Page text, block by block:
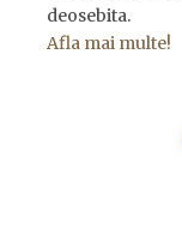
deosebita.
Afla mai multe!